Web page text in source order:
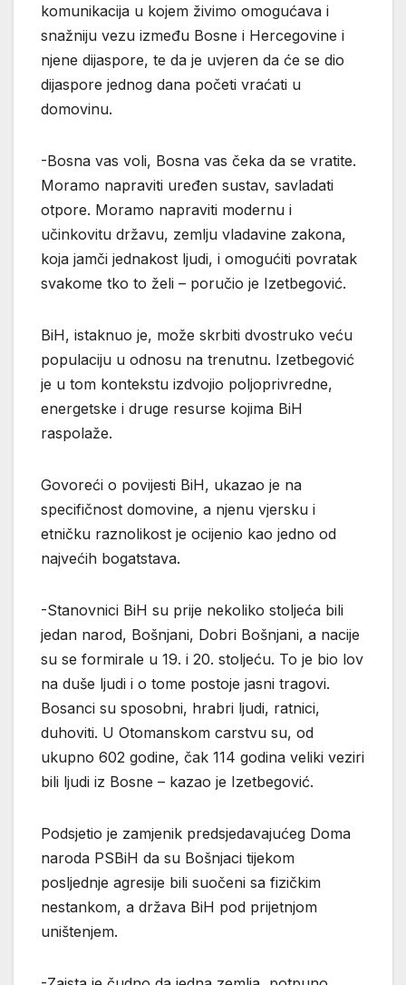
komunikacija u kojem živimo omogućava i
snažniju vezu između Bosne i Hercegovine i
njene dijaspore, te da je uvjeren da će se dio
dijaspore jednog dana početi vraćati u
domovinu.
-Bosna vas voli, Bosna vas čeka da se vratite.
Moramo napraviti uređen sustav, savladati
otpore. Moramo napraviti modernu i
učinkovitu državu, zemlju vladavine zakona,
koja jamči jednakost ljudi, i omogućiti povratak
svakome tko to želi – poručio je Izetbegović.
BiH, istaknuo je, može skrbiti dvostruko veću
populaciju u odnosu na trenutnu. Izetbegović
je u tom kontekstu izdvojio poljoprivredne,
energetske i druge resurse kojima BiH
raspolaže.
Govoreći o povijesti BiH, ukazao je na
specifičnost domovine, a njenu vjersku i
etničku raznolikost je ocijenio kao jedno od
najvećih bogatstava.
-Stanovnici BiH su prije nekoliko stoljeća bili
jedan narod, Bošnjani, Dobri Bošnjani, a nacije
su se formirale u 19. i 20. stoljeću. To je bio lov
na duše ljudi i o tome postoje jasni tragovi.
Bosanci su sposobni, hrabri ljudi, ratnici,
duhoviti. U Otomanskom carstvu su, od
ukupno 602 godine, čak 114 godina veliki veziri
bili ljudi iz Bosne – kazao je Izetbegović.
Podsjetio je zamjenik predsjedavajućeg Doma
naroda PSBiH da su Bošnjaci tijekom
posljednje agresije bili suočeni sa fizičkim
nestankom, a država BiH pod prijetnjom
uništenjem.